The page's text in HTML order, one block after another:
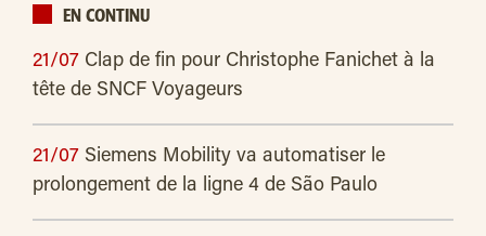
EN CONTINU
21/07 Clap de fin pour Christophe Fanichet à la
tête de SNCF Voyageurs
21/07 Siemens Mobility va automatiser le
prolongement de la ligne 4 de São Paulo